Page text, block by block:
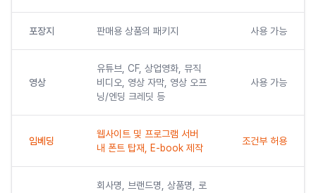
포장지 판매용 상품의 패키지 사용 가능
영상
유튜브, CF, 상업영화, 뮤직
비디오, 영상 자막, 영상 오프
닝/엔딩 크레딧 등
사용 가능
임베딩
웹사이트 및 프로그램 서버
내 폰트 탑재, E-book 제작
조건부 허용
회사명, 브랜드명, 상품명, 로